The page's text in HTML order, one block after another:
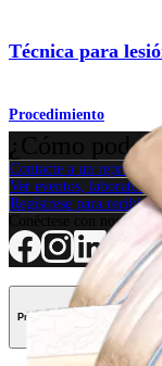
Técnica para
Procedimiento
¿Cómo
Contacte a un
Ver eventos,
Regístrese para recibir:
Conéctese con nosotros
Procedimiento